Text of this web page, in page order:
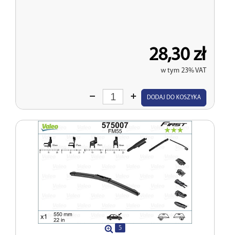
28,30 zł
w tym 23% VAT
Wprowadź
DODAJ DO KOSZYKA
5